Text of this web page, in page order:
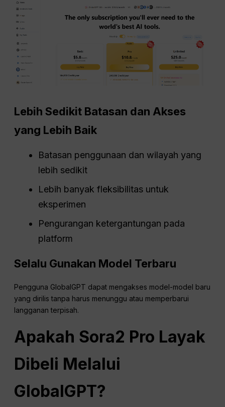
Lebih Sedikit Batasan dan Akses
yang Lebih Baik
Batasan penggunaan dan wilayah yang
lebih sedikit
Lebih banyak fleksibilitas untuk
eksperimen
Pengurangan ketergantungan pada
platform
Selalu Gunakan Model Terbaru
Pengguna GlobalGPT dapat mengakses model-model baru
yang dirilis tanpa harus menunggu atau memperbarui
langganan terpisah.
Apakah Sora2 Pro Layak
Dibeli Melalui
GlobalGPT?